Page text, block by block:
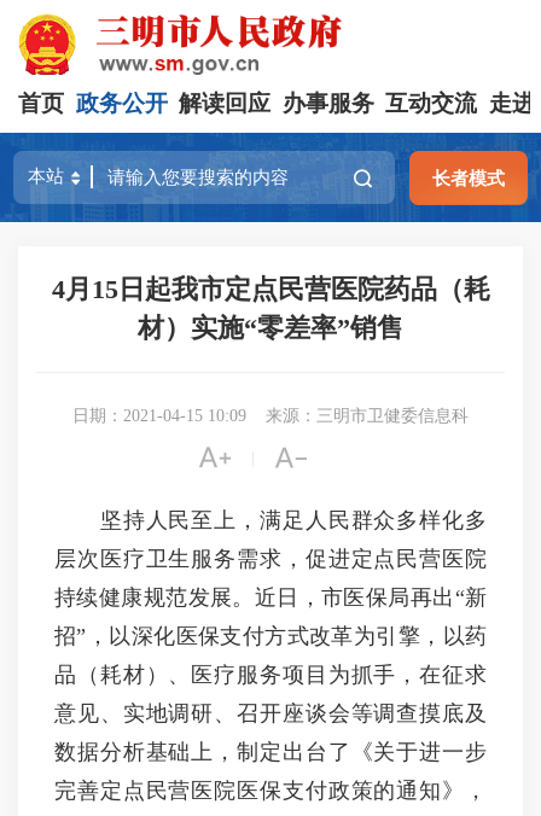
首页 政务公开 解读回应 办事服务 互动交流 走进
长者模式
4月15日起我市定点民营医院药品（耗
材）实施“零差率”销售
日期：2021-04-15 10:09 来源：三明市卫健委信息科
 
坚持人民至上，满足人民群众多样化多
层次医疗卫生服务需求，促进定点民营医院
持续健康规范发展。近日，市医保局再出“新
招”，以深化医保支付方式改革为引擎，以药
品（耗材）、医疗服务项目为抓手，在征求
意见、实地调研、召开座谈会等调查摸底及
数据分析基础上，制定出台了《关于进一步
完善定点民营医院医保支付政策的通知》，